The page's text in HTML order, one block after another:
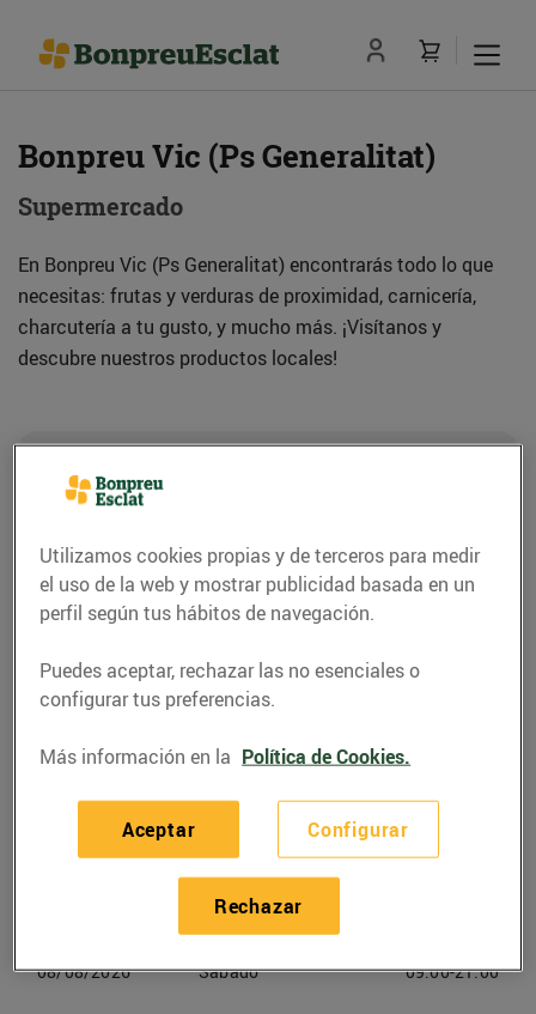
Bonpreu Vic (Ps Generalitat)
Supermercado
En Bonpreu Vic (Ps Generalitat) encontrarás todo lo que
necesitas: frutas y verduras de proximidad, carnicería,
charcutería a tu gusto, y mucho más. ¡Visítanos y
descubre nuestros productos locales!
Dirección
Pg. Generalitat, 44-46 (08500) Vic
Teléfono
938268750
Llamar
06/08/2026 Jueves 09:00-21:00
Viernes
08/08/2026 Sabado 09:00-21:00
Utilizamos cookies propias y de terceros para medir
el uso de la web y mostrar publicidad basada en un
perfil según tus hábitos de navegación.
Puedes aceptar, rechazar las no esenciales o
configurar tus preferencias.
Más información en la Política de Cookies.
Configurar
Rechazar
Aceptar